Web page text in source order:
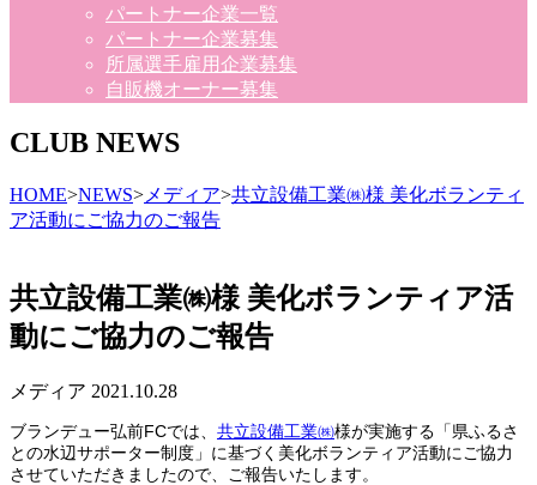
パートナー企業一覧
パートナー企業募集
所属選手雇用企業募集
自販機オーナー募集
CLUB NEWS
HOME>NEWS> メディア>共立設備工業㈱様 美化ボランティ
ア活動にご協力のご報告
共立設備工業㈱様 美化ボランティア活
動にご協力のご報告
メディア 2021.10.28
ブランデュー弘前FCでは、 共立設備工業㈱様が実施する「県ふるさ
との水辺サポーター制度」に基づく美化ボランティア活動にご協力
させていただきましたので、ご報告いたします。